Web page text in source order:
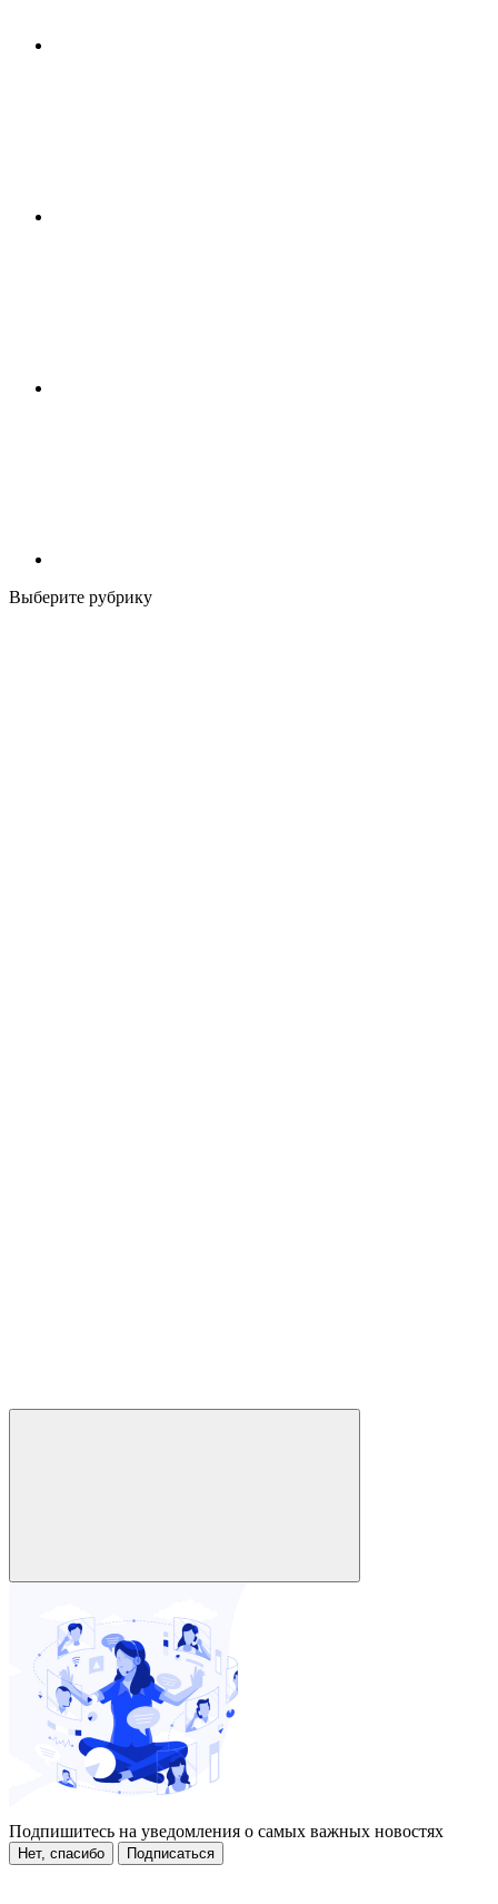
Выберите рубрику
Подпишитесь на уведомления о самых важных новостях
Нет, спасибо Подписаться